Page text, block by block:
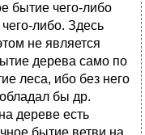
бытие чего-либо
либо. Здесь
не является
дерева само по
леса, ибо без него
бы др.
дереве есть